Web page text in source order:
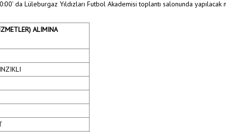
da Lüleburgaz Yıldızları Futbol Akademisi toplantı salonunda yapılacak
ALIMINA